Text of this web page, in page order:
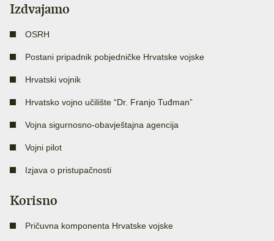
Izdvajamo
OSRH
Postani pripadnik pobjedničke Hrvatske vojske
Hrvatski vojnik
Hrvatsko vojno učilište “Dr. Franjo Tuđman”
Vojna sigurnosno-obavještajna agencija
Vojni pilot
Izjava o pristupačnosti
Korisno
Pričuvna komponenta Hrvatske vojske